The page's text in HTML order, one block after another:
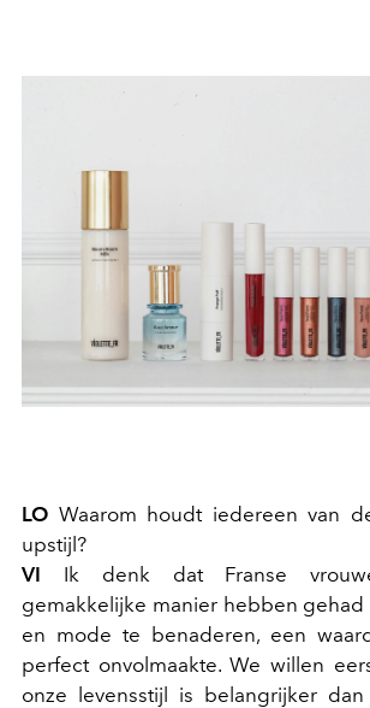
LO Waarom houdt iedereen van
upstijl?
VI Ik denk dat Franse
gemakkelijke manier hebben
en mode te benaderen, een
perfect onvolmaakte. We willen
onze levensstijl is belangrijker